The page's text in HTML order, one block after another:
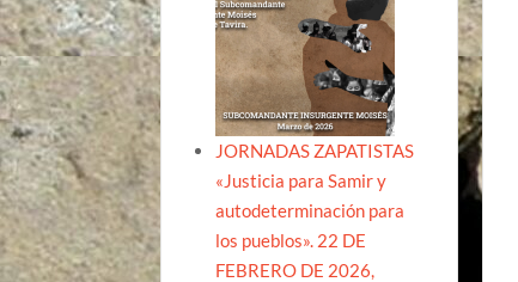
JORNADAS ZAPATISTAS
«Justicia para Samir y
autodeterminación para
los pueblos». 22 DE
FEBRERO DE 2026,